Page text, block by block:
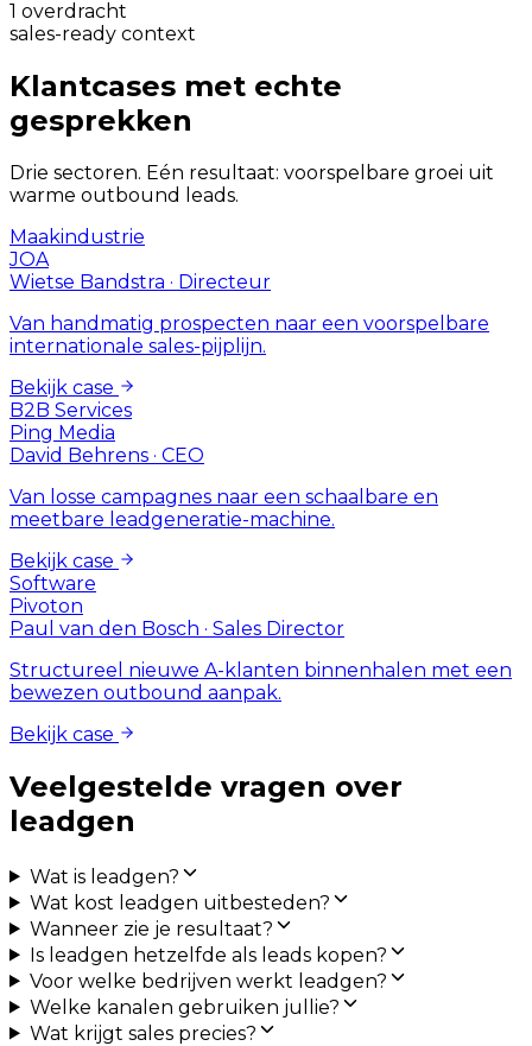
1 overdracht
sales-ready context
Klantcases met echte
gesprekken
Drie sectoren. Eén resultaat: voorspelbare groei uit
warme outbound leads.
Maakindustrie
JOA
Wietse Bandstra · Directeur
Van handmatig prospecten naar een voorspelbare
internationale sales-pijplijn.
Bekijk case
B2B Services
Ping Media
David Behrens · CEO
Van losse campagnes naar een schaalbare en
meetbare leadgeneratie-machine.
Bekijk case
Software
Pivoton
Paul van den Bosch · Sales Director
Structureel nieuwe A-klanten binnenhalen met een
bewezen outbound aanpak.
Bekijk case
Veelgestelde vragen over
leadgen
Wat is leadgen?
Wat kost leadgen uitbesteden?
Wanneer zie je resultaat?
Is leadgen hetzelfde als leads kopen?
Voor welke bedrijven werkt leadgen?
Welke kanalen gebruiken jullie?
Wat krijgt sales precies?